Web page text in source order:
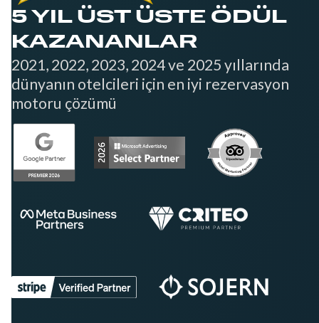
5 YIL ÜST ÜSTE ÖDÜL
KAZANANLAR
2021, 2022, 2023, 2024 ve 2025 yıllarında
dünyanın otelcileri için en iyi rezervasyon
motoru çözümü